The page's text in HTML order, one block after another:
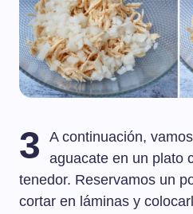
3
A continuación,
aguacate en un plato
tenedor. Reservamos un
cortar en láminas y